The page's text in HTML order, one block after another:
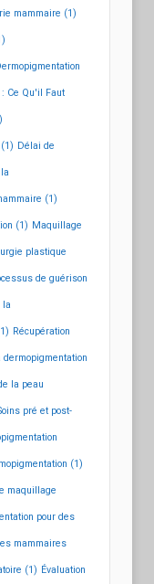
mammaire (1)
Ce Qu'il Faut
(1) Délai de
(1)
(1) Maquillage
plastique
de guérison
la
Récupération
la peau
pré et post-
(1)
maquillage
pour des
mammaires
(1) Évaluation